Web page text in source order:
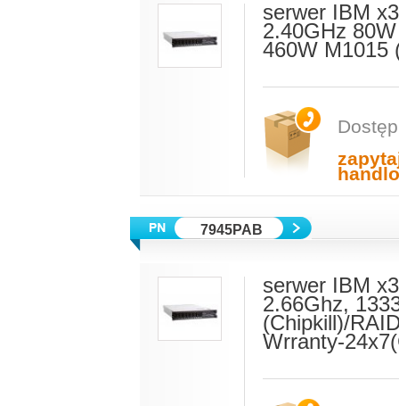
serwer IBM
2.40GHz
460W M1015
7945PAB
serwer IBM
2.66Ghz,
(Chipkill)/
Wrranty-